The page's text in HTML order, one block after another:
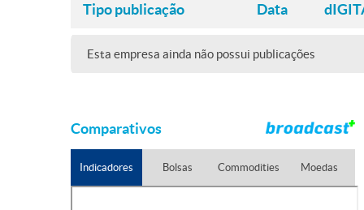
Tipo publicação Data
Esta empresa ainda não possui publicações
Comparativos
Indicadores Bolsas Commodities Moedas